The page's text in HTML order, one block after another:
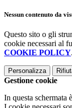
Nessun contenuto da
Questo sito o gli
cookie necessari al
COOKIE POLICY.
Personalizza
Gestione cookie
In questa schermata